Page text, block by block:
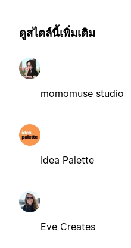
ดูสไตล์นี้เพิ่มเติม
momomuse studio
Idea Palette
Eve Creates